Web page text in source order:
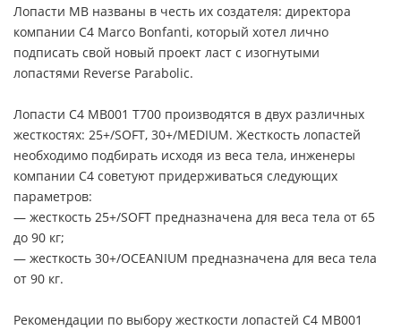
Лопасти MB названы в честь их создателя: директора
компании C4 Marco Bonfanti, который хотел лично
подписать свой новый проект ласт с изогнутыми
лопастями Reverse Parabolic.
Лопасти C4 MB001 T700 производятся в двух различных
жесткостях: 25+/SOFT, 30+/MEDIUM. Жесткость лопастей
необходимо подбирать исходя из веса тела, инженеры
компании С4 советуют придерживаться следующих
параметров:
— жесткость 25+/SOFT предназначена для веса тела от 65
до 90 кг;
— жесткость 30+/OCEANIUM предназначена для веса тела
от 90 кг.
Рекомендации по выбору жесткости лопастей C4 MB001